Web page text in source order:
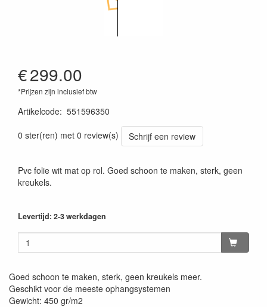
€299.00
*Prijzen zijn inclusief btw
Artikelcode: 551596350
0 ster(ren) met 0 review(s)
Schrijf een review
Pvc folie wit mat op rol. Goed schoon te maken, sterk, geen
kreukels.
Levertijd: 2-3 werkdagen
Goed schoon te maken, sterk, geen kreukels meer.
Geschikt voor de meeste ophangsystemen
Gewicht: 450 gr/m2